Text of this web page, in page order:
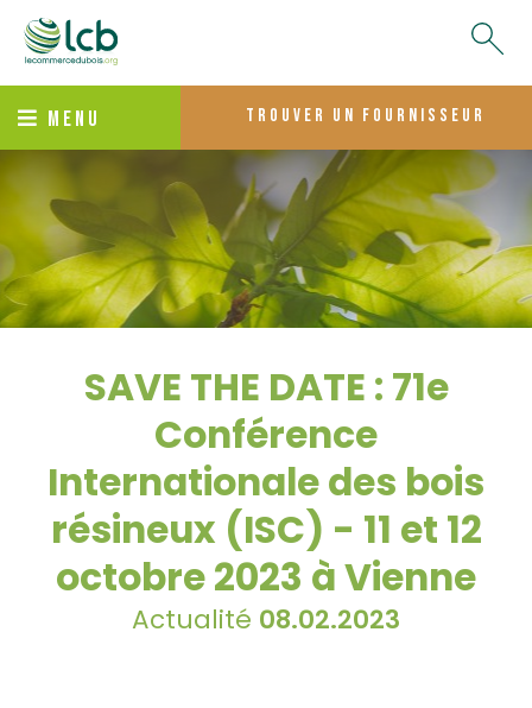
MENU trouver un fournisseur
SAVE THE DATE : 71e
Conférence
Internationale des bois
résineux (ISC) - 11 et 12
octobre 2023 à Vienne
Actualité 08.02.2023